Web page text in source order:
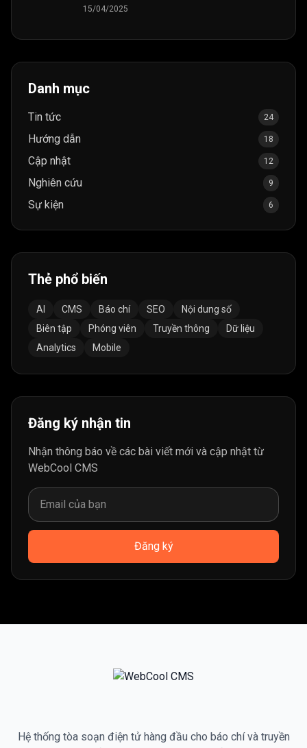
15/04/2025
Danh mục
Tin tức 24
Hướng dẫn 18
Cập nhật 12
Nghiên cứu 9
Sự kiện 6
Thẻ phổ biến
AI CMS Báo chí SEO
Nội dung số
Biên tập
Phóng viên Truyền thông
Dữ liệu
Analytics
Mobile
Đăng ký nhận tin
Nhận thông báo về các bài viết mới và cập nhật từ
WebCool CMS
Đăng ký
Hệ thống tòa soạn điện tử hàng đầu cho báo chí và truyền